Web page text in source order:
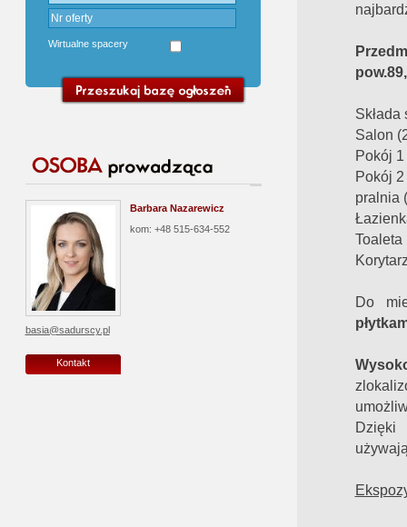
Wirtualne spacery
Barbara Nazarewicz
kom: +48 515-634-552
basia@sadurscy.pl
Kontakt
Składa
Salon
Pokój
Pokój
pralnia
Toaleta
Do
Dzięki